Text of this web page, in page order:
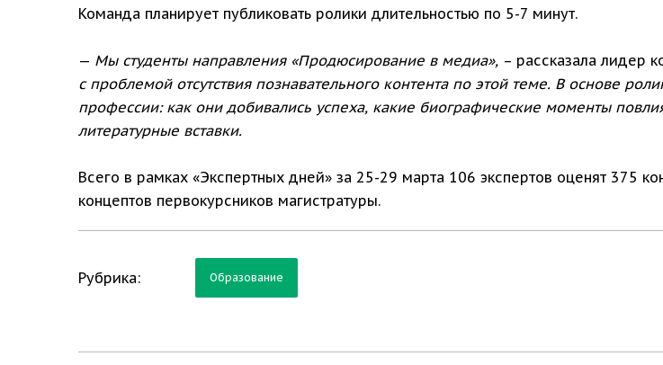
Команда планирует публиковать ролики длительностью по 5-7 минут.
— Мы студенты направления «Продюсирование в медиа», – рассказала лидер
с проблемой отсутствия познавательного контента по этой теме. В основе
профессии: как они добивались успеха, какие биографические моменты
литературные вставки.
Всего в рамках «Экспертных дней» за 25-29 марта 106 экспертов оценят 375
концептов первокурсников магистратуры.
Рубрика: Образование